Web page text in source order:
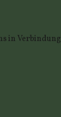
in Verbindung